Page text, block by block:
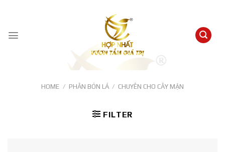
content
HOME / PHÂN BÓN LÁ / CHUYÊN CHO CÂY MẬN
FILTER